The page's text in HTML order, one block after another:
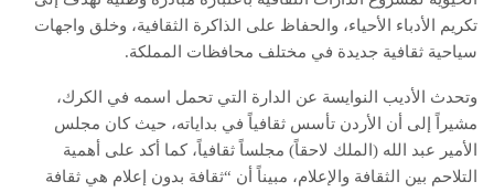
تكريم الأدباء الأحياء، والحفاظ على الذاكرة الثقافية، وخلق واجهات
سياحية ثقافية جديدة في مختلف محافظات المملكة.
وتحدث الأديب النوايسة عن الدارة التي تحمل اسمه في الكرك،
مشيراً إلى أن الأردن تأسس ثقافياً في بداياته، حيث كان مجلس
الأمير عبد الله (الملك لاحقاً) مجلساً ثقافياً، كما أكد على أهمية
التلاحم بين الثقافة والإعلام، مبيناً أن “ثقافة بدون إعلام هي ثقافة